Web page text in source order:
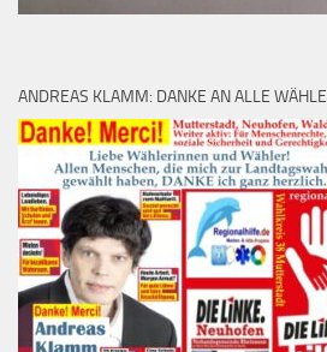
ANDREAS KLAMM: DANKE AN ALLE